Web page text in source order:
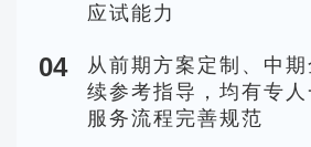
应试能力
04
从前期方案定制、中
续参考指导，均有专人
服务流程完善规范